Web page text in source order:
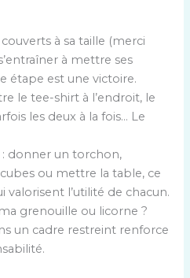
à sa taille (merci
à mettre ses
étape est une victoire.
le tee-shirt à l’endroit, le
les deux à la fois… Le
: donner un torchon,
ou mettre la table, ce
valorisent l’utilité de chacun.
grenouille ou licorne ?
un cadre restreint renforce